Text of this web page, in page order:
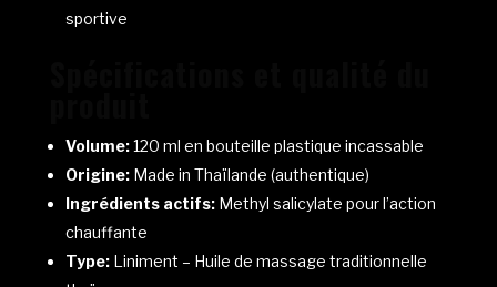
sportive
Volume:120 ml en bouteille plastique incassable
Origine:Made in Thaïlande (authentique)
Ingrédients actifs:Methyl salicylate pour l’action
chauffante
Type:Liniment – Huile de massage traditionnelle